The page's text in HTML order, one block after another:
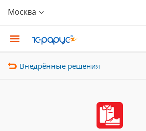
Москва
Внедрённые решения